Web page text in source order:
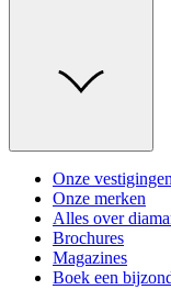
Onze
Onze merken
Alles over
Brochures
Magazines
Boek een